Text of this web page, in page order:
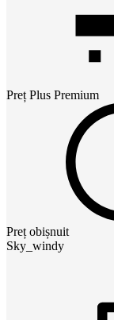
Preț Plus Premium
Preț obișnuit
Sky_windy